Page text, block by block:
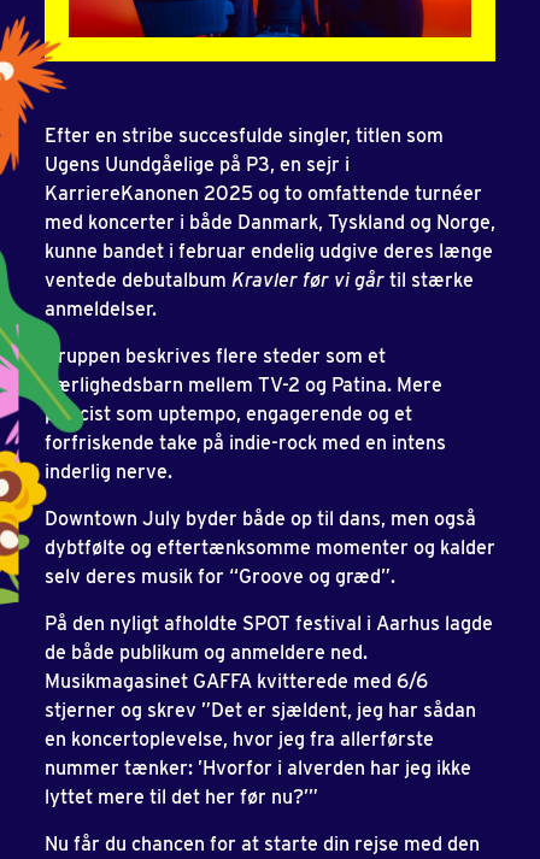
Efter en stribe succesfulde singler, titlen som
Ugens Uundgåelige på P3, en sejr i
KarriereKanonen 2025 og to omfattende turnéer
med koncerter i både Danmark, Tyskland og Norge,
kunne bandet i februar endelig udgive deres længe
ventede debutalbum Kravler før vi går til stærke
anmeldelser.
Gruppen beskrives flere steder som et
kærlighedsbarn mellem TV-2 og Patina. Mere
præcist som uptempo, engagerende og et
forfriskende take på indie-rock med en intens
inderlig nerve.
Downtown July byder både op til dans, men også
dybtfølte og eftertænksomme momenter og kalder
selv deres musik for “Groove og græd”.
På den nyligt afholdte SPOT festival i Aarhus lagde
de både publikum og anmeldere ned.
Musikmagasinet GAFFA kvitterede med 6/6
stjerner og skrev ”Det er sjældent, jeg har sådan
en koncertoplevelse, hvor jeg fra allerførste
nummer tænker: ’Hvorfor i alverden har jeg ikke
lyttet mere til det her før nu?’”
Nu får du chancen for at starte din rejse med den